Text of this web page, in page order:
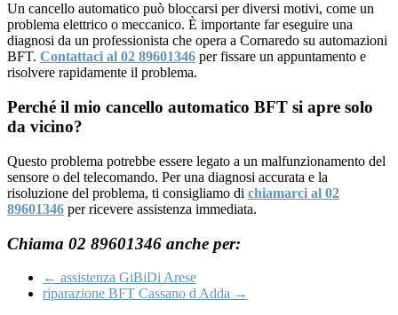
Un cancello automatico può bloccarsi per diversi motivi, come un
problema elettrico o meccanico. È importante far eseguire una
diagnosi da un professionista che opera a Cornaredo su automazioni
BFT. Contattaci al 02 89601346 per fissare un appuntamento e
risolvere rapidamente il problema.
Perché il mio cancello automatico BFT si apre solo
da vicino?
Questo problema potrebbe essere legato a un malfunzionamento del
sensore o del telecomando. Per una diagnosi accurata e la
risoluzione del problema, ti consigliamo di chiamarci al 02
89601346 per ricevere assistenza immediata.
Chiama 02 89601346 anche per:
← assistenza GiBiDi Arese
riparazione BFT Cassano d Adda →